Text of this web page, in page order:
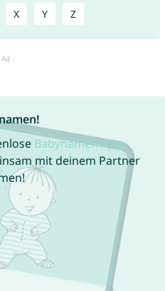
X Y Z
Babynamen App
mit deinem Partner